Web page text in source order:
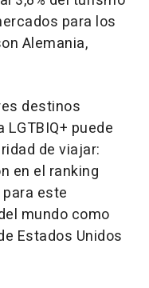
para los
Alemania,
destinos
puede
de viajar:
en el ranking
este
mundo como
Estados Unidos